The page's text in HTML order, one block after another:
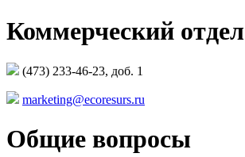
Коммерческий отдел
(473) 233-46-23, доб. 1
marketing@ecoresurs.ru
Общие вопросы